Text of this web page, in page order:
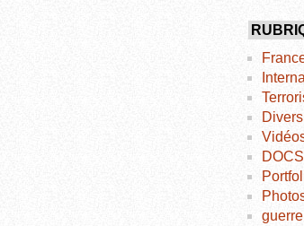
Divers
guerre